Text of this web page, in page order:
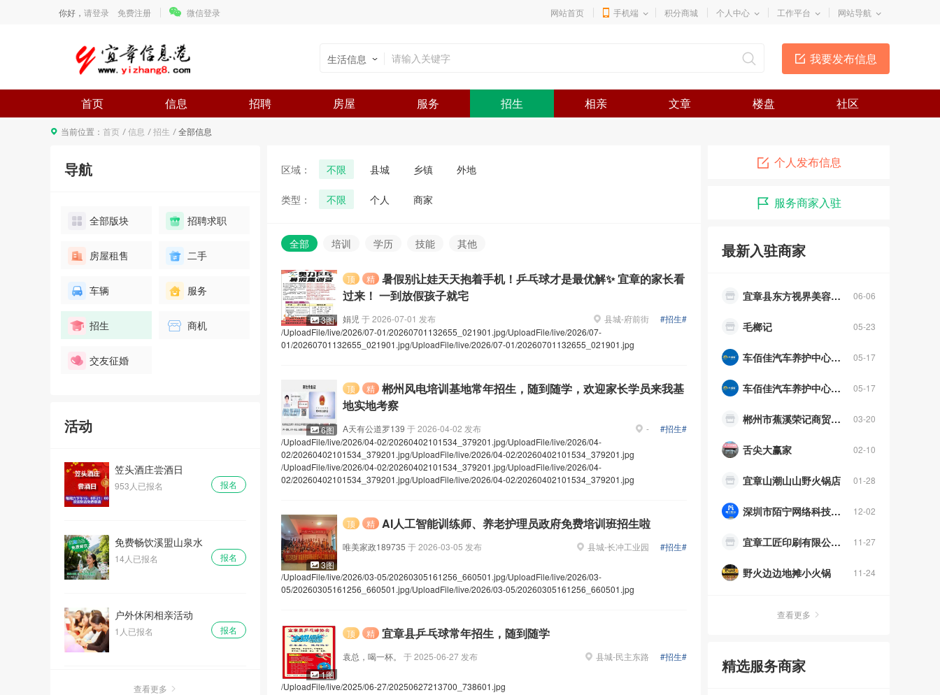
你好， 请登录 免费注册 微信登录 网站首页 手机端 积分商城 个人中心 工作平台 网站导航
我要发布信息
生活信息
首页 信息 招聘 房屋 服务 招生 相亲 文章 楼盘 社区
当前位置： 首页 信息 招生 全部信息
导航
全部版块 招聘求职
房屋租售 二手
车辆 服务
招生 商机
交友征婚
活动
笠头酒庄尝酒日
报名
953人已报名
免费畅饮溪盟山泉水
报名
14人已报名
户外休闲相亲活动
报名
1人已报名
笠头酒庄尝酒日
查看更多
区域： 不限 县城 乡镇 外地
类型： 不限 个人 商家
全部 培训 学历 技能 其他
3图
顶 精 暑假别让娃天天抱着手机！乒乓球才是最优解✨ 宜章的家长看
过来！ 一到放假孩子就宅
娟児 于2026-07-01 发布 县城-府前街
#招生#
/UploadFile/live/2026/07-01/20260701132655_021901.jpg/UploadFile/live/2026/07-
01/20260701132655_021901.jpg/UploadFile/live/2026/07-01/20260701132655_021901.jpg
6图
顶 精 郴州风电培训基地常年招生，随到随学，欢迎家长学员来我基
地实地考察
A天有公道罗139 于2026-04-02 发布 -
#招生#
/UploadFile/live/2026/04-02/20260402101534_379201.jpg/UploadFile/live/2026/04-
02/20260402101534_379201.jpg/UploadFile/live/2026/04-02/20260402101534_379201.jpg
/UploadFile/live/2026/04-02/20260402101534_379201.jpg/UploadFile/live/2026/04-
02/20260402101534_379201.jpg/UploadFile/live/2026/04-02/20260402101534_379201.jpg
3图
顶 精 AI人工智能训练师、养老护理员政府免费培训班招生啦
唯美家政189735 于2026-03-05 发布 县城-长冲工业园 #招生#
/UploadFile/live/2026/03-05/20260305161256_660501.jpg/UploadFile/live/2026/03-
05/20260305161256_660501.jpg/UploadFile/live/2026/03-05/20260305161256_660501.jpg
1图
顶 精 宜章县乒乓球常年招生，随到随学
袁总，喝一杯。 于2025-06-27 发布 县城-民主东路 #招生#
/UploadFile/live/2025/06-27/20250627213700_738601.jpg
个人发布信息
服务商家入驻
最新入驻商家
郴州祺睿家具有限公司
红色广场安安便利店
06-06
宜章县东方视界美容养身中心
05-23
毛榔记
05-17
车佰佳汽车养护中心（宜章店）
05-17
车佰佳汽车养护中心（宜章店）
03-20
郴州市蕉溪荣记商贸有限公司
02-10
舌尖大赢家
01-28
宜章山潮山山野火锅店
12-02
深圳市陌宁网络科技工作室（个人独资）
11-27
宜章工匠印刷有限公司 宜章县慧源书店
11-24
野火边边地摊小火锅
查看更多
精选服务商家